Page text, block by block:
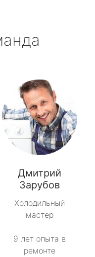
Дмитрий
Зарубов
Холодильный
мастер
9 лет опыта в
ремонте